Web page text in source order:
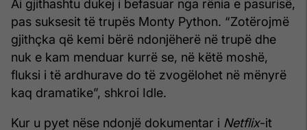
Ai gjithashtu dukej i befasuar nga rënia e pasurisë,
pas suksesit të trupës Monty Python. “Zotërojmë
gjithçka që kemi bërë ndonjëherë në trupë dhe
nuk e kam menduar kurrë se, në këtë moshë,
fluksi i të ardhurave do të zvogëlohet në mënyrë
kaq dramatike”, shkroi Idle.
Kur u pyet nëse ndonjë dokumentar i Netflix-it